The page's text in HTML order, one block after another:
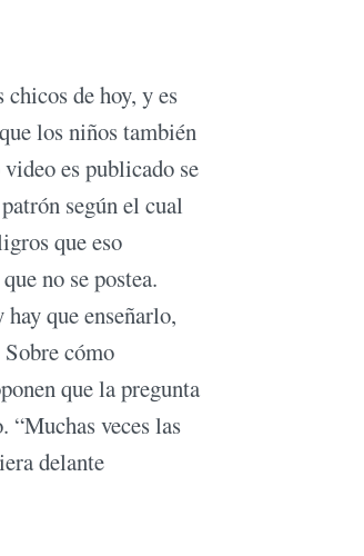
de hoy, y es
los niños también
es publicado se
según el cual
que eso
no se postea.
que enseñarlo,
cómo
que la pregunta
“Muchas veces las
delante